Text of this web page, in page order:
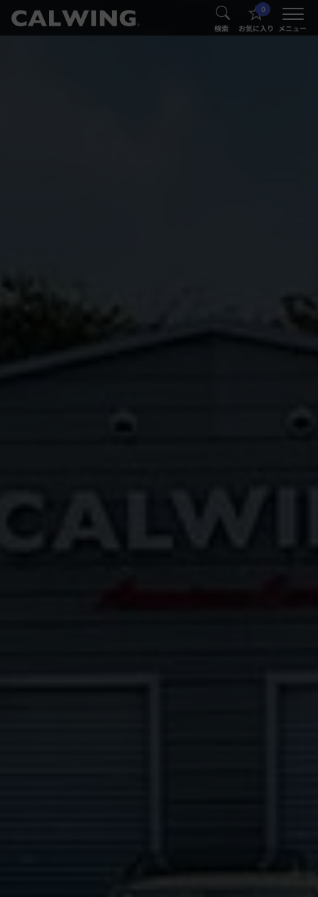
® 検索
0
お気に入り メニュー
®